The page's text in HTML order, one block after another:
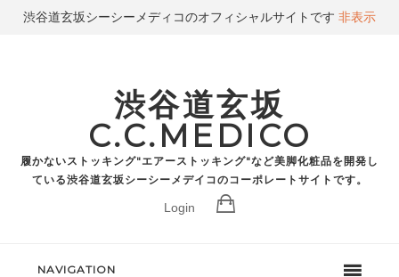
渋谷道玄坂
C.C.MEDICO
履かないストッキング"エアーストッキング"など美脚化粧品を開発し
ている渋谷道玄坂シーシーメデイコのコーポレートサイトです。
Login
NAVIGATION
渋谷道玄坂シーシーメディコのオフィシャルサイトです 非表示